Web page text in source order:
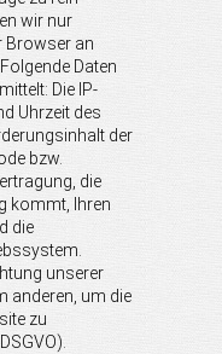
wir nur
Browser an
Daten
Die IP-
Uhrzeit des
der
bzw.
die
kommt, Ihren
die
unserer
anderen, um die
zu